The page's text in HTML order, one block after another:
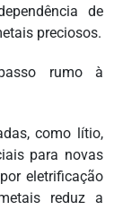
de
preciosos.
rumo à
como lítio,
para novas
eletrificação
reduz a